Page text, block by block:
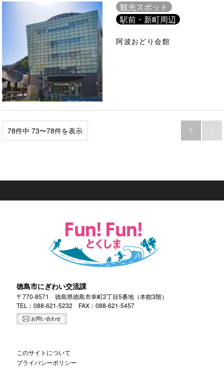
観光スポット
駅前・新町周辺
阿波おどり会館
78件中 73〜78件を表示  
徳島市にぎわい交流課
〒770-8571 徳島県徳島市幸町2丁目5番地（本館3階）
TEL：088-621-5232 FAX：088-621-5457
お問い合わせ
このサイトについて
プライバシーポリシー